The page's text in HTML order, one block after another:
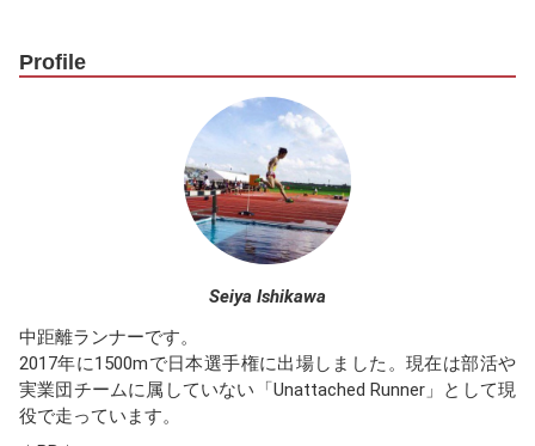
Profile
Seiya Ishikawa
中距離ランナーです。
2017年に1500mで日本選手権に出場しました。現在は部活や
実業団チームに属していない「Unattached Runner」として現
役で走っています。